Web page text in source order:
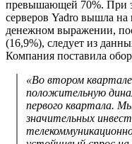
превышающей 70%. При
серверов Yadro вышла на
денежном выражении,
(16,9%), следует из
Компания поставила
«Во втором
положительную
первого квартала.
значительных